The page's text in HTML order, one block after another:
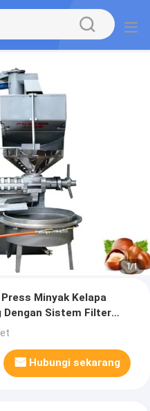
1/1
Minyak Kelapa
Dengan Sistem Filter
Hubungi sekarang